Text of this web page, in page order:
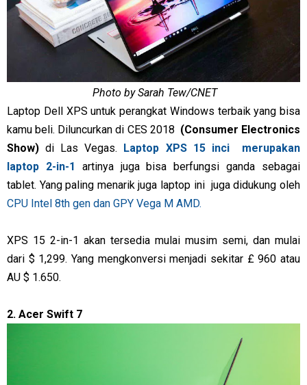
Photo by Sarah Tew/CNET
Laptop Dell XPS untuk perangkat Windows terbaik yang bisa
kamu beli. Diluncurkan di CES 2018 (Consumer Electronics
Show)di Las Vegas. Laptop XPS 15 inci merupakan
laptop 2-in-1 artinya juga bisa berfungsi ganda sebagai
tablet. Yang paling menarik juga laptop ini juga didukung oleh
CPU Intel 8th gen dan GPY Vega M AMD.
XPS 15 2-in-1 akan tersedia mulai musim semi, dan mulai
dari $ 1,299. Yang mengkonversi menjadi sekitar £ 960 atau
AU $ 1.650.
2. Acer Swift 7